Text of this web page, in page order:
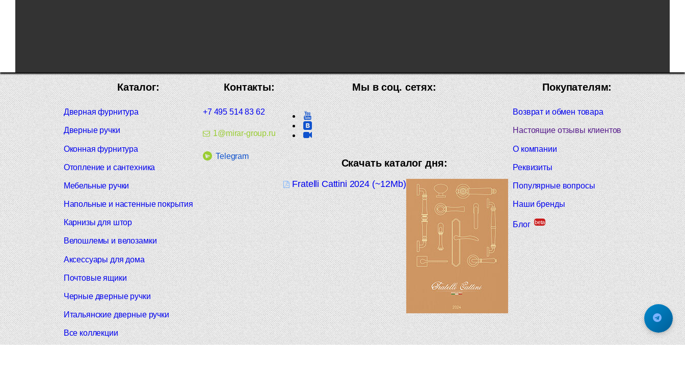
Покупателям:
Возврат и обмен товара
Настоящие отзывы клиентов
О компании
Реквизиты
Популярные вопросы
Наши бренды
Блог beta
Мы в соц. сетях:
Скачать каталог дня:
Fratelli Cattini 2024 (~12Mb)
Контакты:
+7 495 514 83 62
1@mirar-group.ru
Telegram
Каталог:
Дверная фурнитура
Дверные ручки
Оконная фурнитура
Отопление и сантехника
Мебельные ручки
Напольные и настенные покрытия
Карнизы для штор
Велошлемы и велозамки
Аксессуары для дома
Почтовые ящики
Черные дверные ручки
Итальянские дверные ручки
Все коллекции